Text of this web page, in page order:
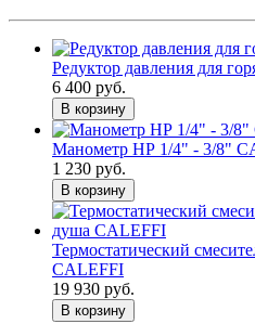
Редуктор давления для
6 400 руб.
В корзину
Манометр НР 1/4" - 3/8"
1 230 руб.
В корзину
Термостатический
CALEFFI
19 930 руб.
В корзину